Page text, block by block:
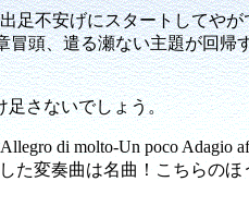
出足不安げにスタートしてや
頭、遣る瀬ない主題が回
さないでしょう。
di molto-Un poco Adagio
変奏曲は名曲！こちらの